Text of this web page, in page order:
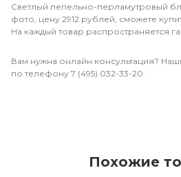
Светлый пепельно-перламутровый
фото, цену 2912 рублей, сможете
На каждый товар распространяется
Вам нужна онлайн консультация?
по телефону 7 (495) 032-33-20.
Похожие